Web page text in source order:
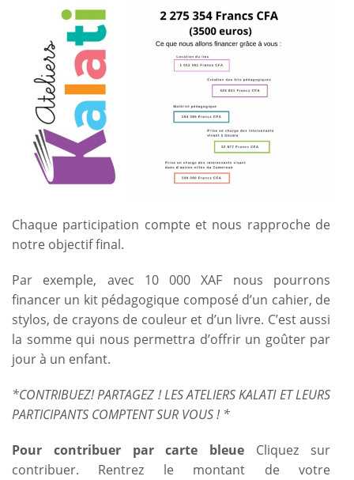
Chaque participation compte et nous rapproche de
notre objectif final.
Par exemple, avec 10 000 XAF nous pourrons
financer un kit pédagogique composé d’un cahier, de
stylos, de crayons de couleur et d’un livre. C’est aussi
la somme qui nous permettra d’offrir un goûter par
jour à un enfant.
*CONTRIBUEZ! PARTAGEZ ! LES ATELIERS KALATI ET LEURS
PARTICIPANTS COMPTENT SUR VOUS ! *
Pour contribuer par carte bleue Cliquez sur
contribuer. Rentrez le montant de votre